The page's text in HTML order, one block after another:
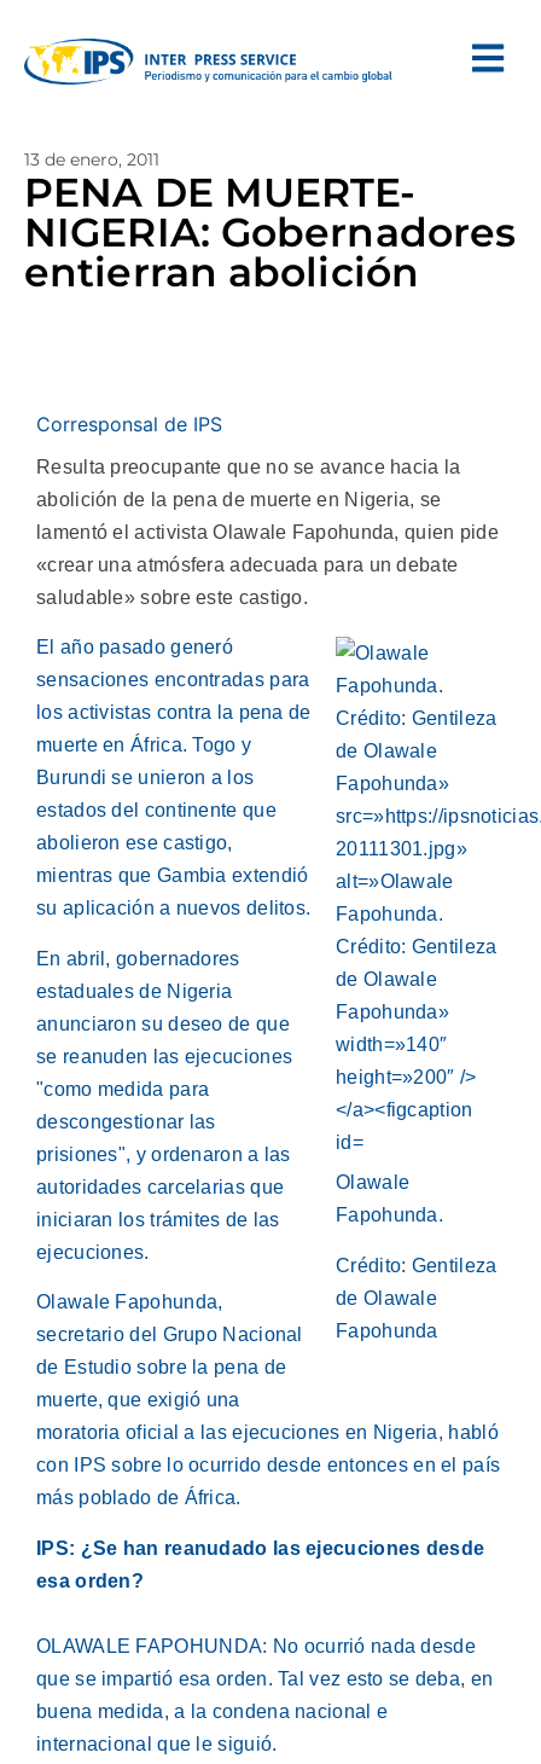
13 de enero, 2011
PENA DE MUERTE-
NIGERIA: Gobernadores
entierran abolición
Corresponsal de IPS
Resulta preocupante que no se avance hacia la
abolición de la pena de muerte en Nigeria, se
lamentó el activista Olawale Fapohunda, quien pide
«crear una atmósfera adecuada para un debate
saludable» sobre este castigo.
Olawale
Fapohunda.
Crédito: Gentileza
de Olawale
Fapohunda
El año pasado generó
sensaciones encontradas para
los activistas contra la pena de
muerte en África. Togo y
Burundi se unieron a los
estados del continente que
abolieron ese castigo,
mientras que Gambia extendió
su aplicación a nuevos delitos.
En abril, gobernadores
estaduales de Nigeria
anunciaron su deseo de que
se reanuden las ejecuciones
"como medida para
descongestionar las
prisiones", y ordenaron a las
autoridades carcelarias que
iniciaran los trámites de las
ejecuciones.
Olawale Fapohunda,
secretario del Grupo Nacional
de Estudio sobre la pena de
muerte, que exigió una
moratoria oficial a las ejecuciones en Nigeria, habló
con IPS sobre lo ocurrido desde entonces en el país
más poblado de África.
IPS: ¿Se han reanudado las ejecuciones desde
esa orden?
OLAWALE FAPOHUNDA: No ocurrió nada desde
que se impartió esa orden. Tal vez esto se deba, en
buena medida, a la condena nacional e
internacional que le siguió.